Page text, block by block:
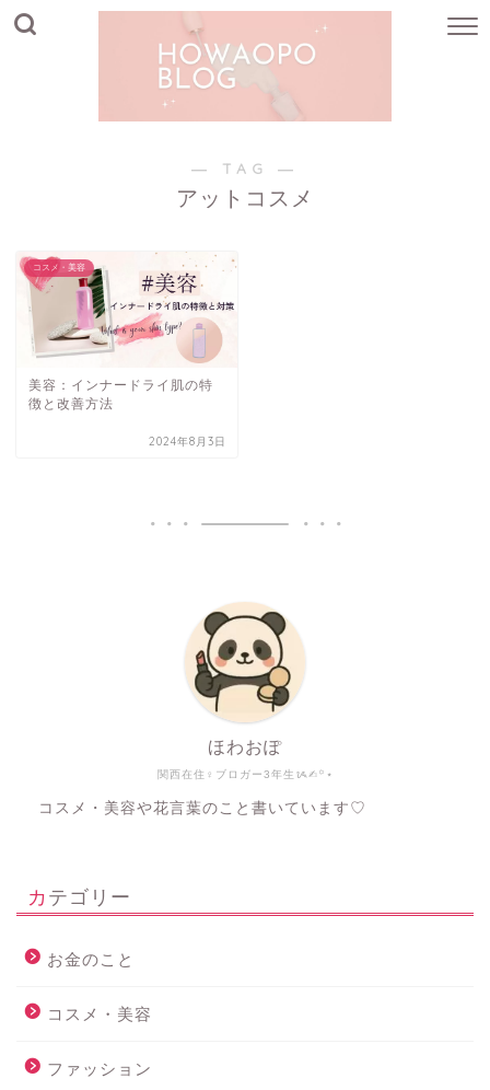
― TAG ―
アットコスメ
コスメ・美容
美容：インナードライ肌の特
徴と改善方法
2024年8月3日
関西在住♀ブロガー3年生ᝰ✍︎꙳⋆
ほわおぽ
コスメ・美容や花言葉のこと書いています♡
カテゴリー
お金のこと
コスメ・美容
ファッション